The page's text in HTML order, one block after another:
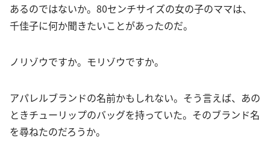
あるのではないか。80センチサイズの女の子のママは、
千佳子に何か聞きたいことがあったのだ。
ノリゾウですか。モリゾウですか。
アパレルブランドの名前かもしれない。そう言えば、あの
ときチューリップのバッグを持っていた。そのブランド名
を尋ねたのだろうか。